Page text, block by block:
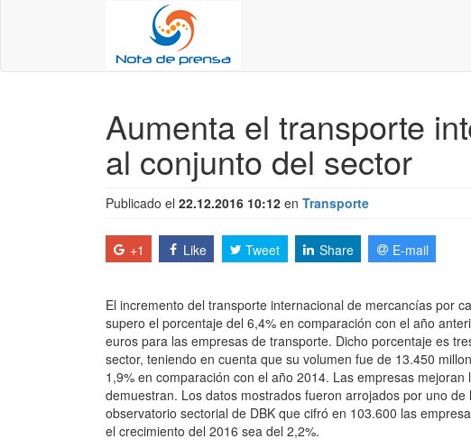
Aumenta el transporte
al conjunto del sector
Publicado el 22.12.2016 10:12 en Transporte
+1 Like Tweet Share E-mail
El incremento del transporte internacional de mercancías por
supero el porcentaje del 6,4% en comparación con el año
euros para las empresas de transporte. Dicho porcentaje es
sector, teniendo en cuenta que su volumen fue de 13.450
1,9% en comparación con el año 2014. Las empresas mejoran
demuestran. Los datos mostrados fueron arrojados por uno
observatorio sectorial de DBK que cifró en 103.600 las
el crecimiento del 2016 sea del 2,2%.